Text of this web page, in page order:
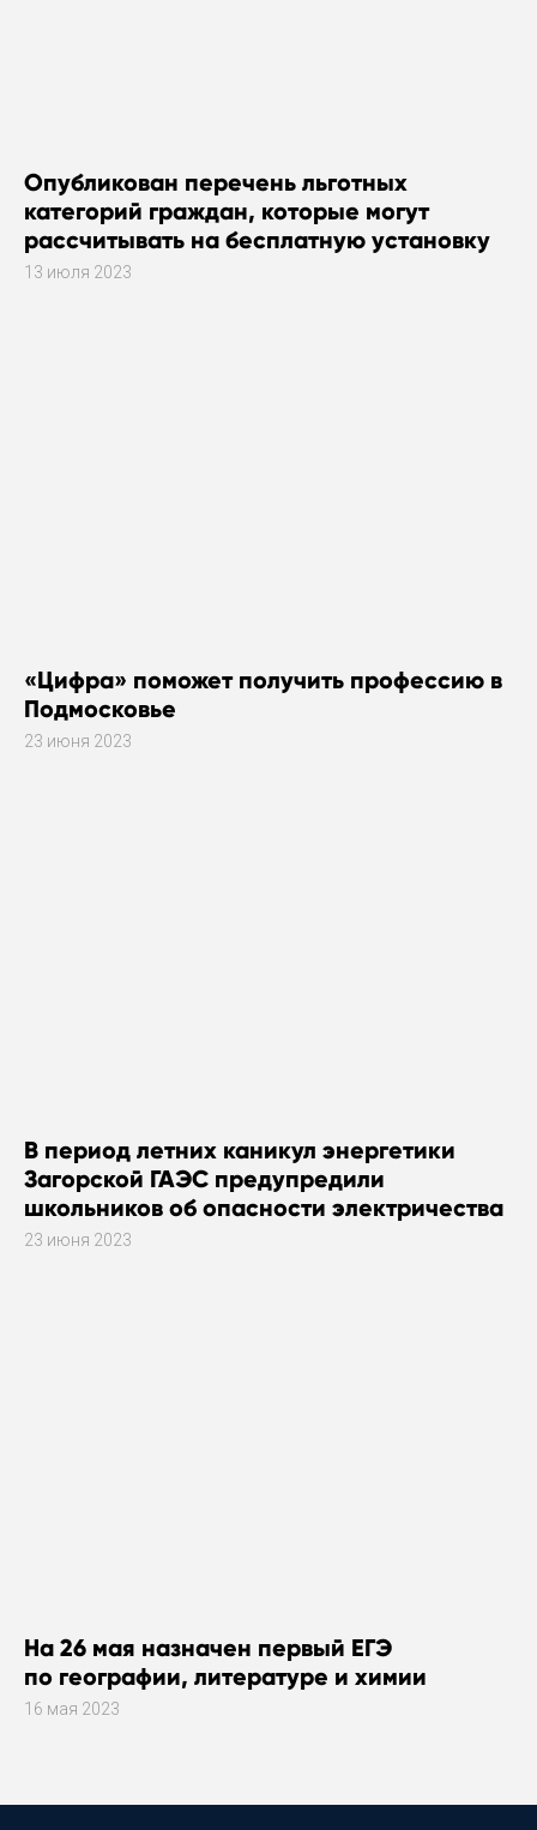
Опубликован перечень льготных
категорий граждан, которые могут
рассчитывать на бесплатную установку
газового оборудования
13 июля 2023
«Цифра» поможет получить профессию в
Подмосковье
23 июня 2023
В период летних каникул энергетики
Загорской ГАЭС предупредили
школьников об опасности электричества
23 июня 2023
На 26 мая назначен первый ЕГЭ
по географии, литературе и химии
16 мая 2023